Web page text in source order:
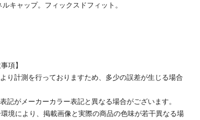
キャップ。フィックスドフィット。
項】
り計測を行っておりますため、多少の誤差が生じる場合
記がメーカーカラー表記と異なる場合がございます。
境により、掲載画像と実際の商品の色味が若干異なる場